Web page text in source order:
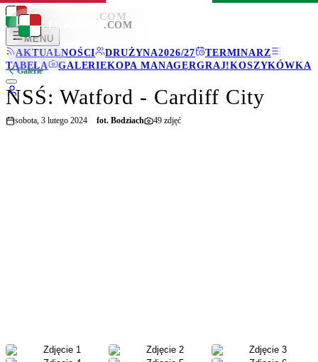
LEGIONISCI .COM
MENU
AKTUALNOŚCI
DRUŻYNA2026/27
TERMINARZ
TABELA
GALERIEKOPA MANAGERGRAJ!KOSZYKÓWKA
LEGIONISCI .COM
Galerie
NSŚ: Watford - Cardiff City
sobota, 3 lutego 2024 fot. Bodziach 49 zdjęć